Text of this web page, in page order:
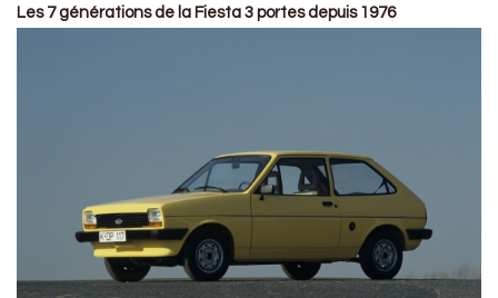
Les 7 générations de la Fiesta 3 portes depuis 1976